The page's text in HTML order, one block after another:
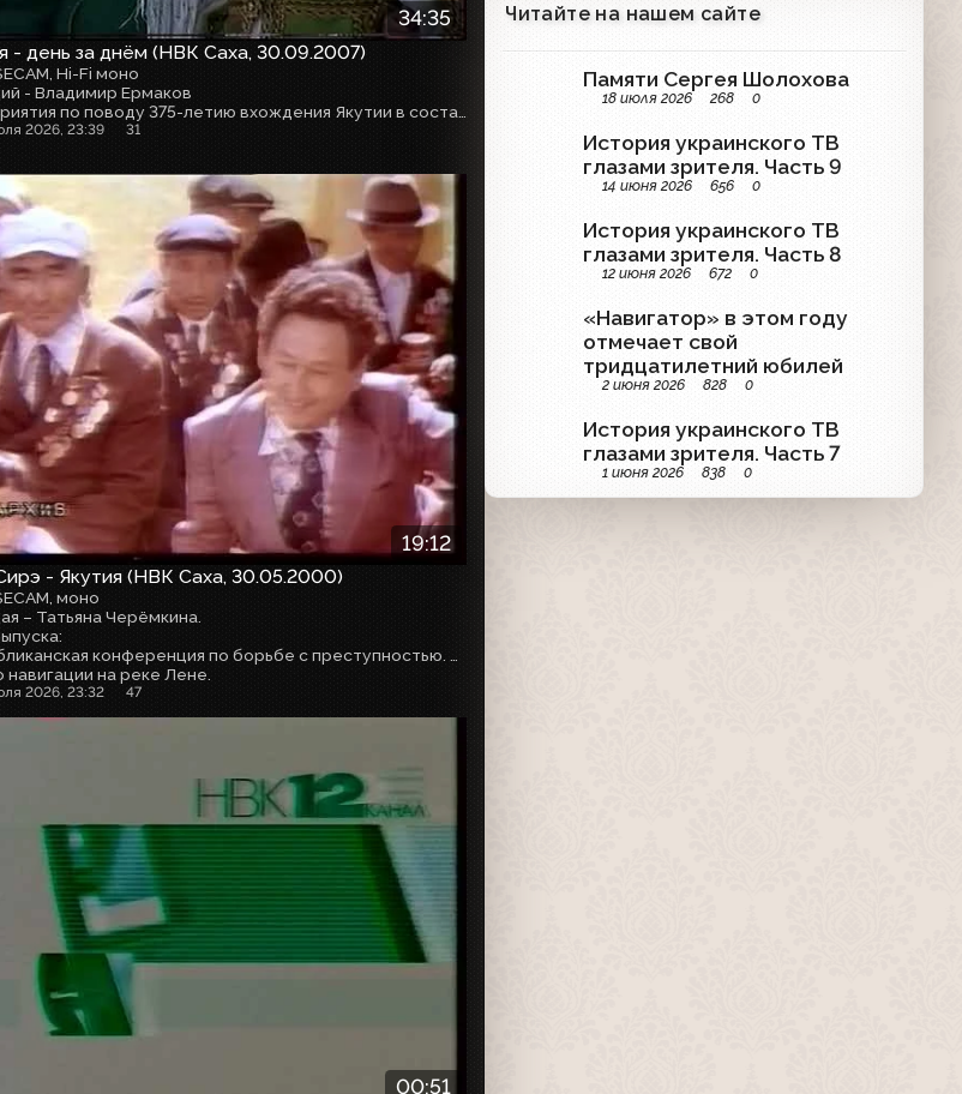
34:35
- день за днём (НВК Саха, 30.09.2007)
Hi-Fi моно
- Владимир Ермаков
2026, 23:39 31
19:12
- Якутия (НВК Саха, 30.05.2000)
моно
– Татьяна Черёмкина.
Республиканская конференция по борьбе с преступностью. Парад МВД на стадионе Туймаада
навигации на реке Лене.
2026, 23:32 47
00:51
Читайте на нашем сайте
Памяти Сергея Шолохова
18 июля 2026 268 0
История украинского ТВ
глазами зрителя. Часть 9
14 июня 2026 656 0
История украинского ТВ
глазами зрителя. Часть 8
12 июня 2026 672 0
«Навигатор» в этом году
отмечает свой
тридцатилетний юбилей
2 июня 2026 828 0
История украинского ТВ
глазами зрителя. Часть 7
1 июня 2026 838 0